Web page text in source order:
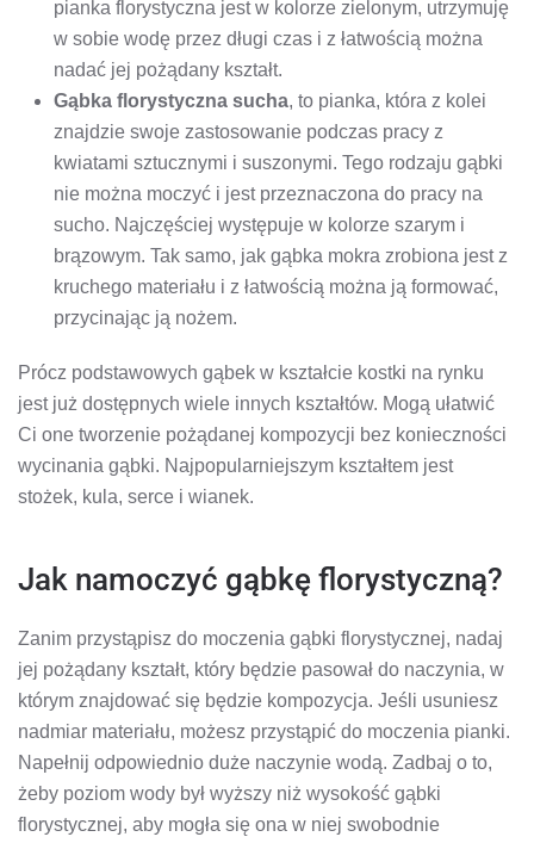
pianka florystyczna jest w kolorze zielonym, utrzymuję
w sobie wodę przez długi czas i z łatwością można
nadać jej pożądany kształt.
Gąbka florystyczna sucha, to pianka, która z kolei
znajdzie swoje zastosowanie podczas pracy z
kwiatami sztucznymi i suszonymi. Tego rodzaju gąbki
nie można moczyć i jest przeznaczona do pracy na
sucho. Najczęściej występuje w kolorze szarym i
brązowym. Tak samo, jak gąbka mokra zrobiona jest z
kruchego materiału i z łatwością można ją formować,
przycinając ją nożem.
Prócz podstawowych gąbek w kształcie kostki na rynku
jest już dostępnych wiele innych kształtów. Mogą ułatwić
Ci one tworzenie pożądanej kompozycji bez konieczności
wycinania gąbki. Najpopularniejszym kształtem jest
stożek, kula, serce i wianek.
Jak namoczyć gąbkę florystyczną?
Zanim przystąpisz do moczenia gąbki florystycznej, nadaj
jej pożądany kształt, który będzie pasował do naczynia, w
którym znajdować się będzie kompozycja. Jeśli usuniesz
nadmiar materiału, możesz przystąpić do moczenia pianki.
Napełnij odpowiednio duże naczynie wodą. Zadbaj o to,
żeby poziom wody był wyższy niż wysokość gąbki
florystycznej, aby mogła się ona w niej swobodnie